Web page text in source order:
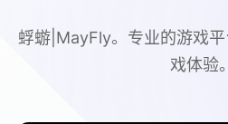
蜉蝣|MayFly。专业的游戏
戏体验。